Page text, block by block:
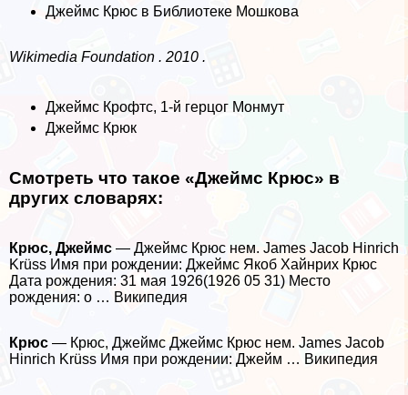
Джеймс Крюс в Библиотеке Мошкова
Wikimedia Foundation . 2010 .
Джеймс Крофтс, 1-й герцог Монмут
Джеймс Крюк
Смотреть что такое «Джеймс Крюс» в
других словарях:
Крюс, Джеймс — Джеймс Крюс нем. James Jacob Hinrich
Krüss Имя при рождении: Джеймс Якоб Хайнрих Крюс
Дата рождения: 31 мая 1926(1926 05 31) Место
рождения: о … Википедия
Крюс — Крюс, Джеймс Джеймс Крюс нем. James Jacob
Hinrich Krüss Имя при рождении: Джейм … Википедия